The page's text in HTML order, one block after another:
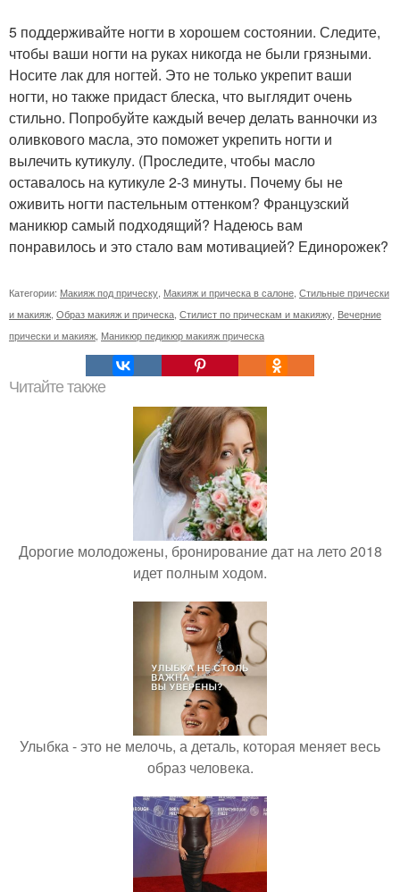
5 поддерживайте ногти в хорошем состоянии. Следите,
чтобы ваши ногти на руках никогда не были грязными.
Носите лак для ногтей. Это не только укрепит ваши
ногти, но также придаст блеска, что выглядит очень
стильно. Попробуйте каждый вечер делать ванночки из
оливкового масла, это поможет укрепить ногти и
вылечить кутикулу. (Проследите, чтобы масло
оставалось на кутикуле 2-3 минуты. Почему бы не
оживить ногти пастельным оттенком? Французский
маникюр самый подходящий? Надеюсь вам
понравилось и это стало вам мотивацией? Единорожек?
Категории: Макияж под прическу Макияж и прическа в салоне Стильные прически
и макияж Образ макияж и прическа Стилист по прическам и макияжу Вечерние
прически и макияж Маникюр педикюр макияж прическа
Читайте также
Дорогие молодожены, бронирование дат на лето 2018
идет полным ходом.
Улыбка - это не мелочь, а деталь, которая меняет весь
образ человека.